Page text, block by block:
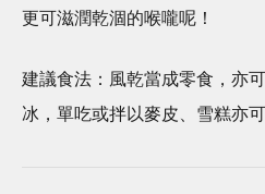
更可滋潤乾涸的喉嚨呢！
建議食法：風乾當成零食，亦
冰，單吃或拌以麥皮、雪糕亦可